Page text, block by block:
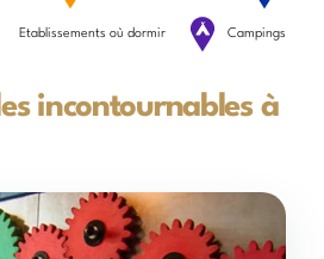
Etablissements où dormir Campings
les incontournables à